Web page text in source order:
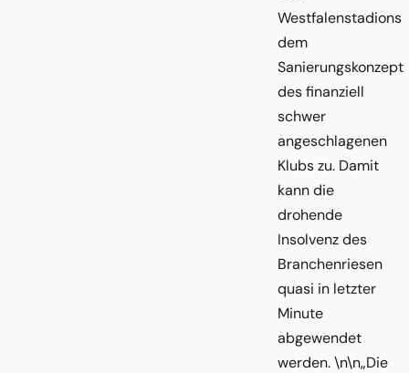
Westfalenstadions
dem
Sanierungskonzept
des finanziell
schwer
angeschlagenen
Klubs zu. Damit
kann die
drohende
Insolvenz des
Branchenriesen
quasi in letzter
Minute
abgewendet
werden. \n\n„Die